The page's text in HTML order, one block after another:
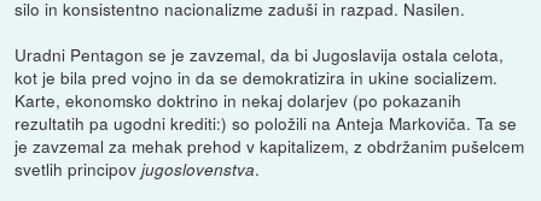
silo in konsistentno nacionalizme zaduši in razpad. Nasilen.
Uradni Pentagon se je zavzemal, da bi Jugoslavija ostala celota,
kot je bila pred vojno in da se demokratizira in ukine socializem.
Karte, ekonomsko doktrino in nekaj dolarjev (po pokazanih
rezultatih pa ugodni krediti:) so položili na Anteja Markoviča. Ta se
je zavzemal za mehak prehod v kapitalizem, z obdržanim pušelcem
svetlih principovjugoslovenstva.